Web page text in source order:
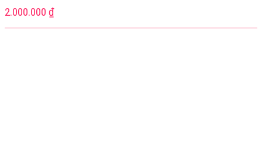
2.000.000 ₫